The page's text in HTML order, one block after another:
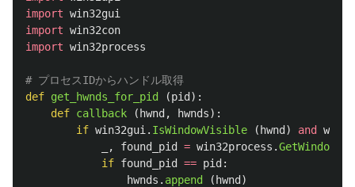
import win32gui
import win32con
import win32process
def get_hwnds_for_pid (pid ):
def callback ( hwnd , hwnds):
if win32gui . IsWindowVisible ( hwnd ) and
, found_pid = win32process .
if found_pid == pid :
hwnds . append ( hwnd )